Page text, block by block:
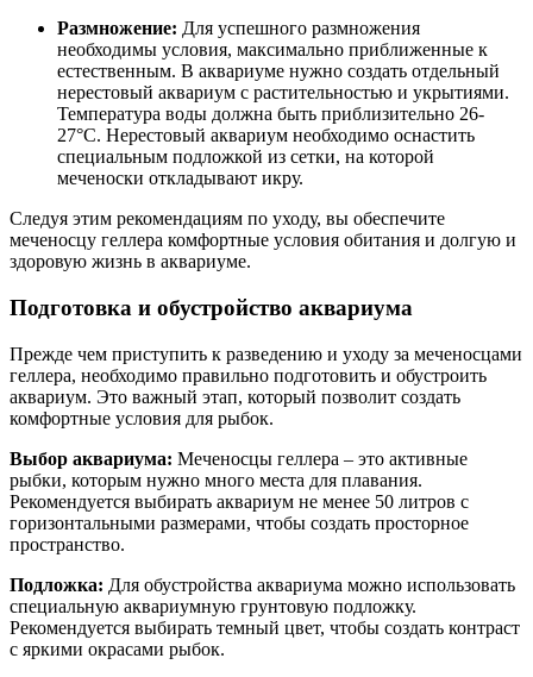
Размножение: Для успешного размножения
необходимы условия, максимально приближенные к
естественным. В аквариуме нужно создать отдельный
нерестовый аквариум с растительностью и укрытиями.
Температура воды должна быть приблизительно 26-
27°C. Нерестовый аквариум необходимо оснастить
специальным подложкой из сетки, на которой
меченоски откладывают икру.
Следуя этим рекомендациям по уходу, вы обеспечите
меченосцу геллера комфортные условия обитания и долгую и
здоровую жизнь в аквариуме.
Подготовка и обустройство аквариума
Прежде чем приступить к разведению и уходу за меченосцами
геллера, необходимо правильно подготовить и обустроить
аквариум. Это важный этап, который позволит создать
комфортные условия для рыбок.
Выбор аквариума: Меченосцы геллера – это активные
рыбки, которым нужно много места для плавания.
Рекомендуется выбирать аквариум не менее 50 литров с
горизонтальными размерами, чтобы создать просторное
пространство.
Подложка: Для обустройства аквариума можно использовать
специальную аквариумную грунтовую подложку.
Рекомендуется выбирать темный цвет, чтобы создать контраст
с яркими окрасами рыбок.